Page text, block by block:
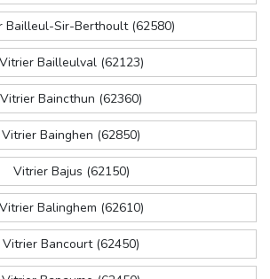
Bailleul-Sir-Berthoult (62580)
Vitrier Bailleulval (62123)
Vitrier Baincthun (62360)
Vitrier Bainghen (62850)
Vitrier Bajus (62150)
Vitrier Balinghem (62610)
Vitrier Bancourt (62450)